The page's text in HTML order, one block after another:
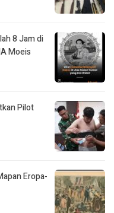
8 Jam di
Moeis
Pilot
Eropa-